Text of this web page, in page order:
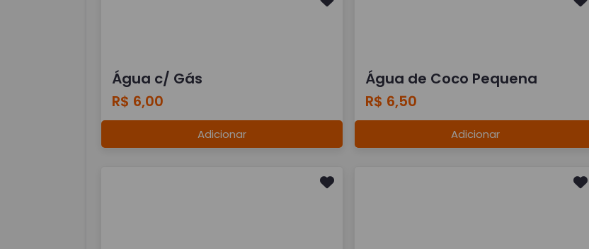
Água c/ Gás
R$ 6,00
Adicionar
Água de Coco Pequena
R$ 6,50
Adicionar